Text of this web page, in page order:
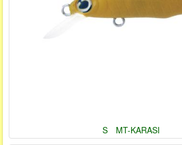
S MT-KARASI